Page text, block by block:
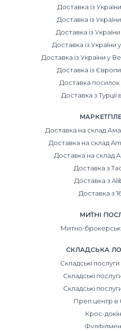
Доставка із
Доставка із
Доставка із
Доставка із України
Доставка із України у
Доставка із
Доставка
Доставка з Турції
Доставка на склад
Доставка на склад
Доставка на склад
Доставка з
Доставка з
Доставка з
МИТНІ
Митно-
СКЛАДСЬКА
Складські
Складські
Складські
Преп центр
Крос-